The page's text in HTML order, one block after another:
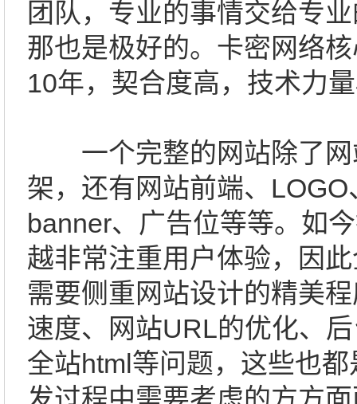
团队，专业的事情交给专
那也是极好的。卡密网络
10年，契合度高，技术力
一个完整的网站除了网
架，还有网站前端、
banner、广告位等等。如
越非常注重用户体验，因
需要侧重网站设计的精美
速度、网站URL的优化、
全站html等问题，这些也